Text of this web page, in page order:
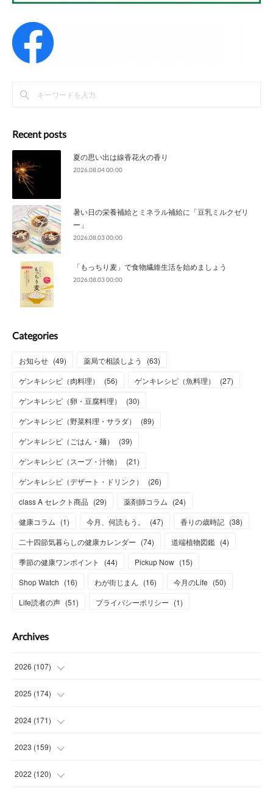
Recent posts
夏の思い出は線香花火の香り
2026.08.04 00:00
暑い日の栄養補給とミネラル補給に「豆乳ミルクゼリ
ー」
2026.08.03 00:00
「もっちり麦」で食物繊維生活を始めましょう
2026.08.03 00:00
Categories
お知らせ (49) 薬局で相談しよう (63)
ゲンキレシピ（肉料理）
(56) ゲンキレシピ（魚料理） (27)
ゲンキレシピ（卵・豆腐料理）
(30)
ゲンキレシピ（野菜料理・サラダ）
(89)
ゲンキレシピ（ごはん・麺）
(39)
ゲンキレシピ（スープ・汁物）
(21)
ゲンキレシピ（デザート・ドリンク）
(26)
class A セレクト商品 (29) 薬剤師コラム (24)
健康コラム (1) 今月、何読もう。 (47) 香りの歳時記 (38)
二十四節気暮らしの健康カレンダー (74) 道端植物図鑑 (4)
季節の健康ワンポイント
(44) Pickup Now (15)
Shop Watch (16) わが街じまん (16) 今月のLife (50)
Life読者の声 (51) プライバシーポリシー (1)
Archives
2026 (107)
(4)
(15
(15
(13
2025 (174)
(14
(14
(15
2024 (171)
(13
(13
2023 (159)
(14
2022 (120)